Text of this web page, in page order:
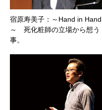
宿原寿美子：～Hand in Hand
～ 死化粧師の立場から想う
事。